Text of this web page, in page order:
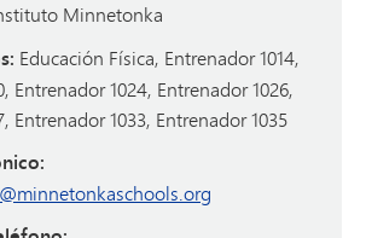
Minnetonka
Educación Física, Entrenador 1014,
Entrenador 1024, Entrenador 1026,
Entrenador 1033, Entrenador 1035